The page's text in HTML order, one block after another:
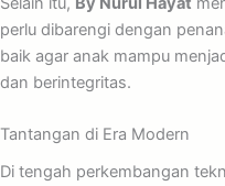
perlu dibarengi dengan
baik agar anak mampu
dan berintegritas.
Tantangan di Era Modern
Di tengah perkembangan